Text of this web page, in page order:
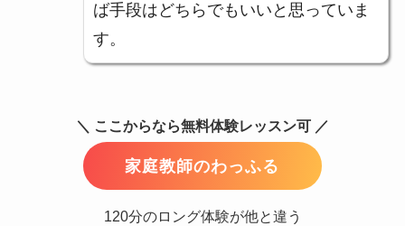
ば手段はどちらでもいいと思っていま
す。
＼ ここからなら無料体験レッスン可 ／
家庭教師のわっふる
120分のロング体験が他と違う